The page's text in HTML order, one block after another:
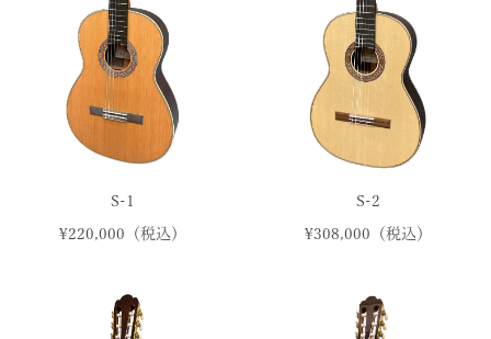
S-1
¥220,000（税込）
S-2
¥308,000（税込）